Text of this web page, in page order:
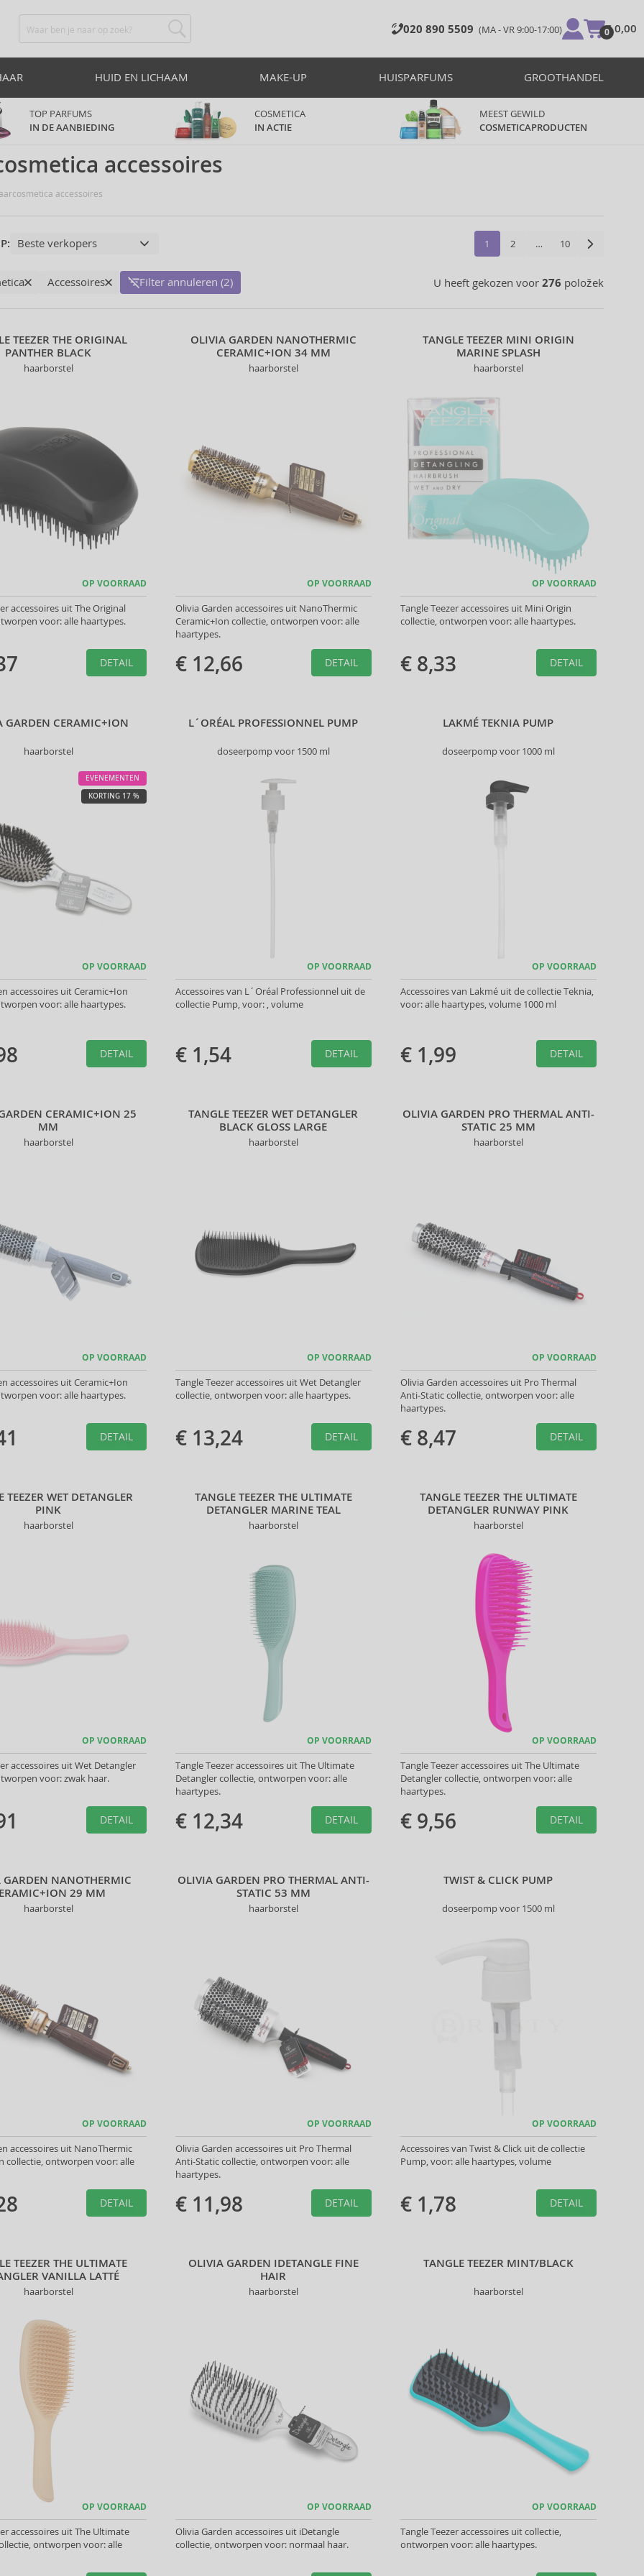
020 890 5509 (MA - VR 9:00-17:00) 0
€ 0,00
HUID EN LICHAAM MAKE-UP HUISPARFUMS GROOTHANDEL
TOP PARFUMS
IN DE AANBIEDING
COSMETICA
IN ACTIE
MEEST GEWILD
COSMETICAPRODUCTEN
accessoires
accessoires
1 2 … 10
U heeft gekozen voor 276 položek
Accessoires Filter annuleren (2)
TEEZER THE ORIGINAL
PANTHER BLACK
haarborstel
OP VOORRAAD
accessoires uit The Original
voor: alle haartypes.
DETAIL
OLIVIA GARDEN NANOTHERMIC
CERAMIC+ION 34 MM
haarborstel
OP VOORRAAD
Olivia Garden accessoires uit NanoThermic
Ceramic+Ion collectie, ontworpen voor: alle
haartypes.
€ 12,66 DETAIL
TANGLE TEEZER MINI ORIGIN
MARINE SPLASH
haarborstel
OP VOORRAAD
Tangle Teezer accessoires uit Mini Origin
collectie, ontworpen voor: alle haartypes.
€ 8,33 DETAIL
GARDEN CERAMIC+ION
haarborstel
EVENEMENTEN
KORTING 17 %
OP VOORRAAD
accessoires uit Ceramic+Ion
voor: alle haartypes.
DETAIL
L´ORÉAL PROFESSIONNEL PUMP
doseerpomp voor 1500 ml
OP VOORRAAD
Accessoires van L´Oréal Professionnel uit de
collectie Pump, voor: , volume
€ 1,54 DETAIL
LAKMÉ TEKNIA PUMP
doseerpomp voor 1000 ml
OP VOORRAAD
Accessoires van Lakmé uit de collectie Teknia,
voor: alle haartypes, volume 1000 ml
€ 1,99 DETAIL
CERAMIC+ION 25
MM
haarborstel
OP VOORRAAD
accessoires uit Ceramic+Ion
voor: alle haartypes.
DETAIL
TANGLE TEEZER WET DETANGLER
BLACK GLOSS LARGE
haarborstel
OP VOORRAAD
Tangle Teezer accessoires uit Wet Detangler
collectie, ontworpen voor: alle haartypes.
€ 13,24 DETAIL
OLIVIA GARDEN PRO THERMAL ANTI-
STATIC 25 MM
haarborstel
OP VOORRAAD
Olivia Garden accessoires uit Pro Thermal
Anti-Static collectie, ontworpen voor: alle
haartypes.
€ 8,47 DETAIL
TEEZER WET DETANGLER
PINK
haarborstel
OP VOORRAAD
accessoires uit Wet Detangler
voor: zwak haar.
DETAIL
TANGLE TEEZER THE ULTIMATE
DETANGLER MARINE TEAL
haarborstel
OP VOORRAAD
Tangle Teezer accessoires uit The Ultimate
Detangler collectie, ontworpen voor: alle
haartypes.
€ 12,34 DETAIL
TANGLE TEEZER THE ULTIMATE
DETANGLER RUNWAY PINK
haarborstel
OP VOORRAAD
Tangle Teezer accessoires uit The Ultimate
Detangler collectie, ontworpen voor: alle
haartypes.
€ 9,56 DETAIL
GARDEN NANOTHERMIC
29 MM
haarborstel
OP VOORRAAD
accessoires uit NanoThermic
collectie, ontworpen voor: alle
DETAIL
OLIVIA GARDEN PRO THERMAL ANTI-
STATIC 53 MM
haarborstel
OP VOORRAAD
Olivia Garden accessoires uit Pro Thermal
Anti-Static collectie, ontworpen voor: alle
haartypes.
€ 11,98 DETAIL
TWIST & CLICK PUMP
doseerpomp voor 1500 ml
OP VOORRAAD
Accessoires van Twist & Click uit de collectie
Pump, voor: alle haartypes, volume
€ 1,78 DETAIL
TEEZER THE ULTIMATE
VANILLA LATTÉ
haarborstel
OP VOORRAAD
accessoires uit The Ultimate
ontworpen voor: alle
OLIVIA GARDEN IDETANGLE FINE
HAIR
haarborstel
OP VOORRAAD
Olivia Garden accessoires uit iDetangle
collectie, ontworpen voor: normaal haar.
TANGLE TEEZER MINT/BLACK
haarborstel
OP VOORRAAD
Tangle Teezer accessoires uit collectie,
ontworpen voor: alle haartypes.